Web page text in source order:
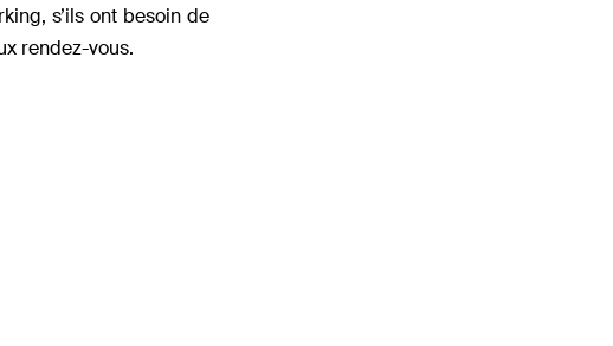
s’ils ont besoin de
rendez-vous.